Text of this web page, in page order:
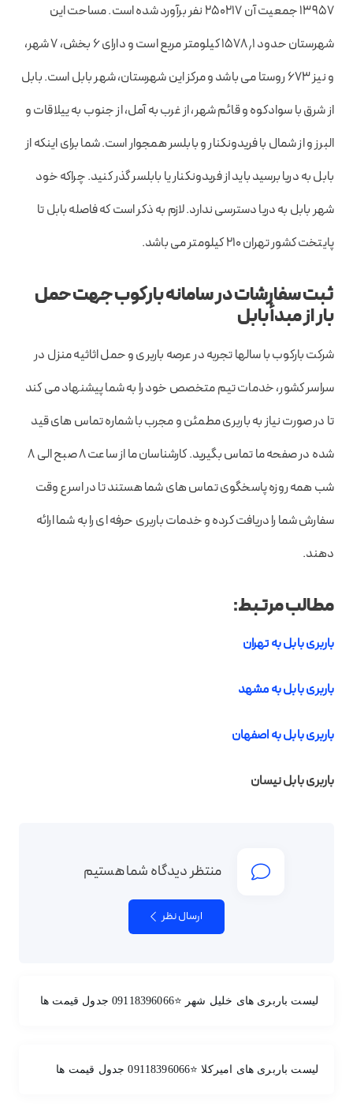
۱۳۹۵۷ جمعیت آن ۲۵۰۲۱۷ نفر برآورد شده است. مساحت این
شهرستان حدود ۱۵۷۸٫۱ کیلومتر مربع است و دارای ۶ بخش، ۷ شهر،
و نیز ۶۷۳ روستا می باشد و مرکز این شهرستان، شهر بابل است. بابل
از شرق با سوادکوه و قائم شهر، از غرب به آمل، از جنوب به ییلاقات و
البرز و از شمال با فریدونکنار و بابلسر همجوار است. شما برای اینکه از
بابل به دریا برسید باید از فریدونکنار یا بابلسر گذر کنید. چراکه خود
شهر بابل به دریا دسترسی ندارد. لازم به ذکر است که فاصله بابل تا
پایتخت کشور تهران ۲۱۰ کیلومتر می باشد.
ثبت سفارشات در سامانه بارکوب جهت حمل
بار از مبدأ بابل
شرکت بارکوب با سالها تجربه در عرصه باربری و حمل اثاثیه منزل در
سراسر کشور، خدمات تیم متخصص خود را به شما پیشنهاد می کند
تا در صورت نیاز به باربری مطمئن و مجرب با شماره تماس های قید
شده در صفحه ما تماس بگیرید. کارشناسان ما از ساعت ۸ صبح الی ۸
شب همه روزه پاسخگوی تماس های شما هستند تا در اسرع وقت
سفارش شما را دریافت کرده و خدمات باربری حرفه ای را به شما ارائه
دهند.
مطالب مرتبط:
باربری بابل به تهران
باربری بابل به مشهد
باربری بابل به اصفهان
باربری بابل نیسان
منتظر دیدگاه شما هستیم
ارسال نظر
لیست باربری های خلیل شهر ⭐️09118396066 جدول قیمت ها
لیست باربری های امیرکلا ⭐️09118396066 جدول قیمت ها